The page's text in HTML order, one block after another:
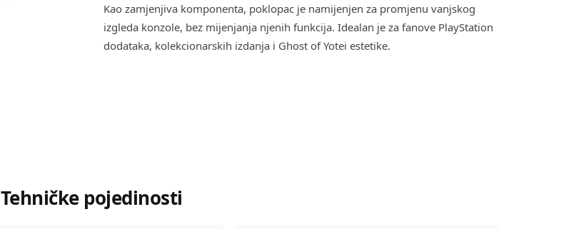
Kao zamjenjiva komponenta, poklopac je namijenjen za promjenu vanjskog
izgleda konzole, bez mijenjanja njenih funkcija. Idealan je za fanove PlayStation
dodataka, kolekcionarskih izdanja i Ghost of Yotei estetike.
Tehničke pojedinosti